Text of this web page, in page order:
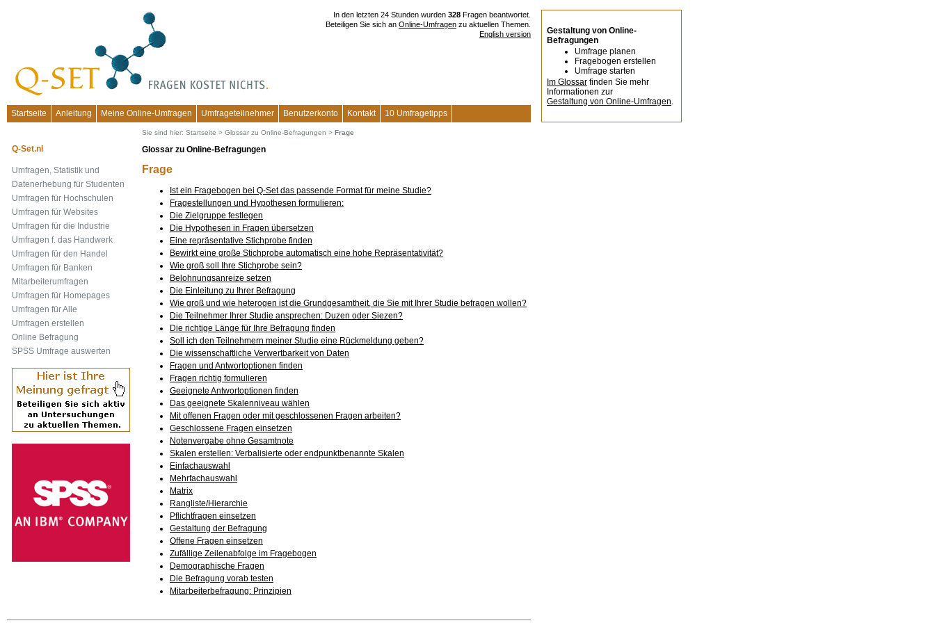
In den letzten 24 Stunden wurden 328 Fragen beantwortet.
Beteiligen Sie sich an Online-Umfragen zu aktuellen Themen.
English version
Gestaltung von Online-
Befragungen
Umfrage planen
Fragebogen erstellen
Umfrage starten
Im Glossar finden Sie mehr
Informationen zur
Gestaltung von Online-Umfragen.
Startseite
Anleitung Meine Online-Umfragen Umfrageteilnehmer Benutzerkonto Kontakt 10 Umfragetipps
Sie sind hier: Startseite > Glossar zu Online-Befragungen > Frage
Glossar zu Online-Befragungen
Frage
Ist ein Fragebogen bei Q-Set das passende Format für meine Studie?
Fragestellungen und Hypothesen formulieren:
Die Zielgruppe festlegen
Die Hypothesen in Fragen übersetzen
Eine repräsentative Stichprobe finden
Bewirkt eine große Stichprobe automatisch eine hohe Repräsentativität?
Wie groß soll Ihre Stichprobe sein?
Belohnungsanreize setzen
Die Einleitung zu Ihrer Befragung
Wie groß und wie heterogen ist die Grundgesamtheit, die Sie mit Ihrer Studie befragen wollen?
Die Teilnehmer Ihrer Studie ansprechen: Duzen oder Siezen?
Die richtige Länge für Ihre Befragung finden
Soll ich den Teilnehmern meiner Studie eine Rückmeldung geben?
Die wissenschaftliche Verwertbarkeit von Daten
Fragen und Antwortoptionen finden
Fragen richtig formulieren
Geeignete Antwortoptionen finden
Das geeignete Skalenniveau wählen
Mit offenen Fragen oder mit geschlossenen Fragen arbeiten?
Geschlossene Fragen einsetzen
Notenvergabe ohne Gesamtnote
Skalen erstellen: Verbalisierte oder endpunktbenannte Skalen
Einfachauswahl
Mehrfachauswahl
Matrix
Rangliste/Hierarchie
Pflichtfragen einsetzen
Gestaltung der Befragung
Offene Fragen einsetzen
Zufällige Zeilenabfolge im Fragebogen
Demographische Fragen
Die Befragung vorab testen
Mitarbeiterbefragung: Prinzipien
Q-Set.nl
Umfragen, Statistik und
Datenerhebung für Studenten
Umfragen für Hochschulen
Umfragen für Websites
Umfragen für die Industrie
Umfragen f. das Handwerk
Umfragen für den Handel
Umfragen für Banken
Mitarbeiterumfragen
Umfragen für Homepages
Umfragen für Alle
Umfragen erstellen
Online Befragung
SPSS Umfrage auswerten